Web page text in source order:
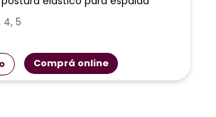
4, 5
Comprá online